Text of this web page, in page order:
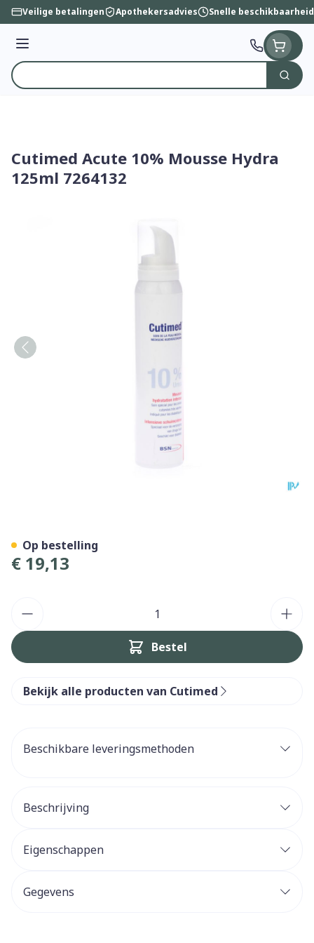
Ga naar de inhoud
Veilige betalingen Apothekersadvies Snelle beschikbaarheid
Menu
Product, merk, categorie...
Zoek
Cutimed Acute 10% Mousse Hydra
125ml 7264132
€ 19,13
Bestel
Op bestelling
Bekijk alle producten van Cutimed
Beschikbare leveringsmethoden
Beschrijving
Eigenschappen
Gegevens